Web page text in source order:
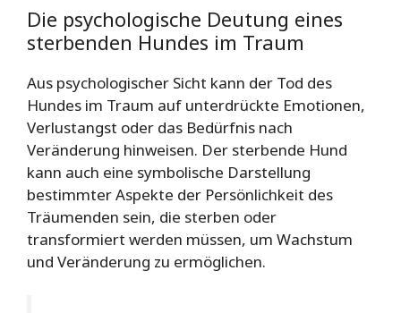
Die psychologische Deutung eines
sterbenden Hundes im Traum
Aus psychologischer Sicht kann der Tod des
Hundes im Traum auf unterdrückte Emotionen,
Verlustangst oder das Bedürfnis nach
Veränderung hinweisen. Der sterbende Hund
kann auch eine symbolische Darstellung
bestimmter Aspekte der Persönlichkeit des
Träumenden sein, die sterben oder
transformiert werden müssen, um Wachstum
und Veränderung zu ermöglichen.